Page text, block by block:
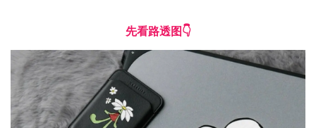
先看路透图👇